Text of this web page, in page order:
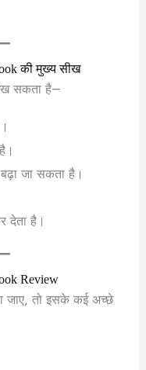
की मुख्य सीख
सकता है—
जा सकता है।
देता है।
Review
जाए, तो इसके कई अच्छे